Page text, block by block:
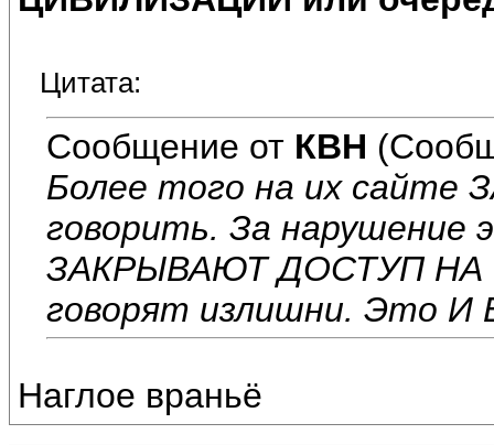
Цитата:
Сообщение от КВН
Более того на их
говорить. За нарушение
ЗАКРЫВАЮТ ДОСТУП НА
говорят излишни. Это
Наглое враньё